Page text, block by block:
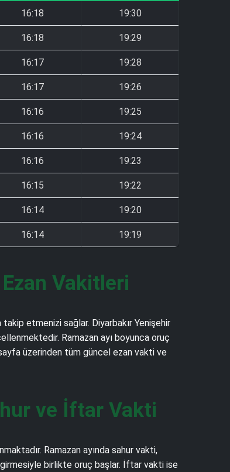
16:18 19:30
16:18 19:29
16:17 19:28
16:17 19:26
16:16 19:25
16:16 19:24
16:16 19:23
16:15 19:22
16:14 19:20
16:14 19:19
Vakitleri
etmenizi sağlar. Diyarbakır Yenişehir
Ramazan ayı boyunca oruç
üzerinden tüm güncel ezan vakti ve
ve İftar Vakti
Ramazan ayında sahur vakti,
girmesiyle birlikte oruç başlar. İftar vakti ise